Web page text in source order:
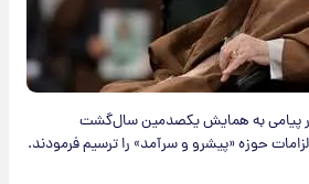
پیامی به همایش یکصدمین سال‌گشت
حوزه «پیشرو و سرآمد» را ترسیم فرمودند.